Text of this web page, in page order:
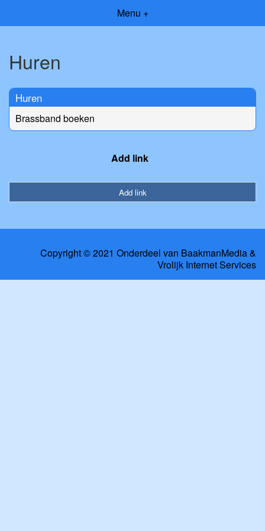
Menu +
Huren
Huren
Brassband boeken
Add link
Add link
Copyright © 2021 Onderdeel van BaakmanMedia&
Vrolijk Internet Services